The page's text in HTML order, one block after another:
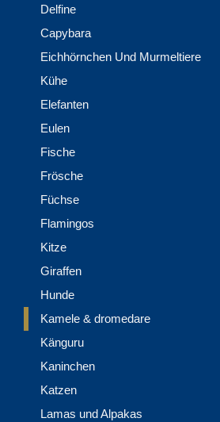
Delfine
Capybara
Eichhörnchen Und Murmeltiere
Kühe
Elefanten
Eulen
Fische
Frösche
Füchse
Flamingos
Kitze
Giraffen
Hunde
Kamele & dromedare
Känguru
Kaninchen
Katzen
Lamas und Alpakas